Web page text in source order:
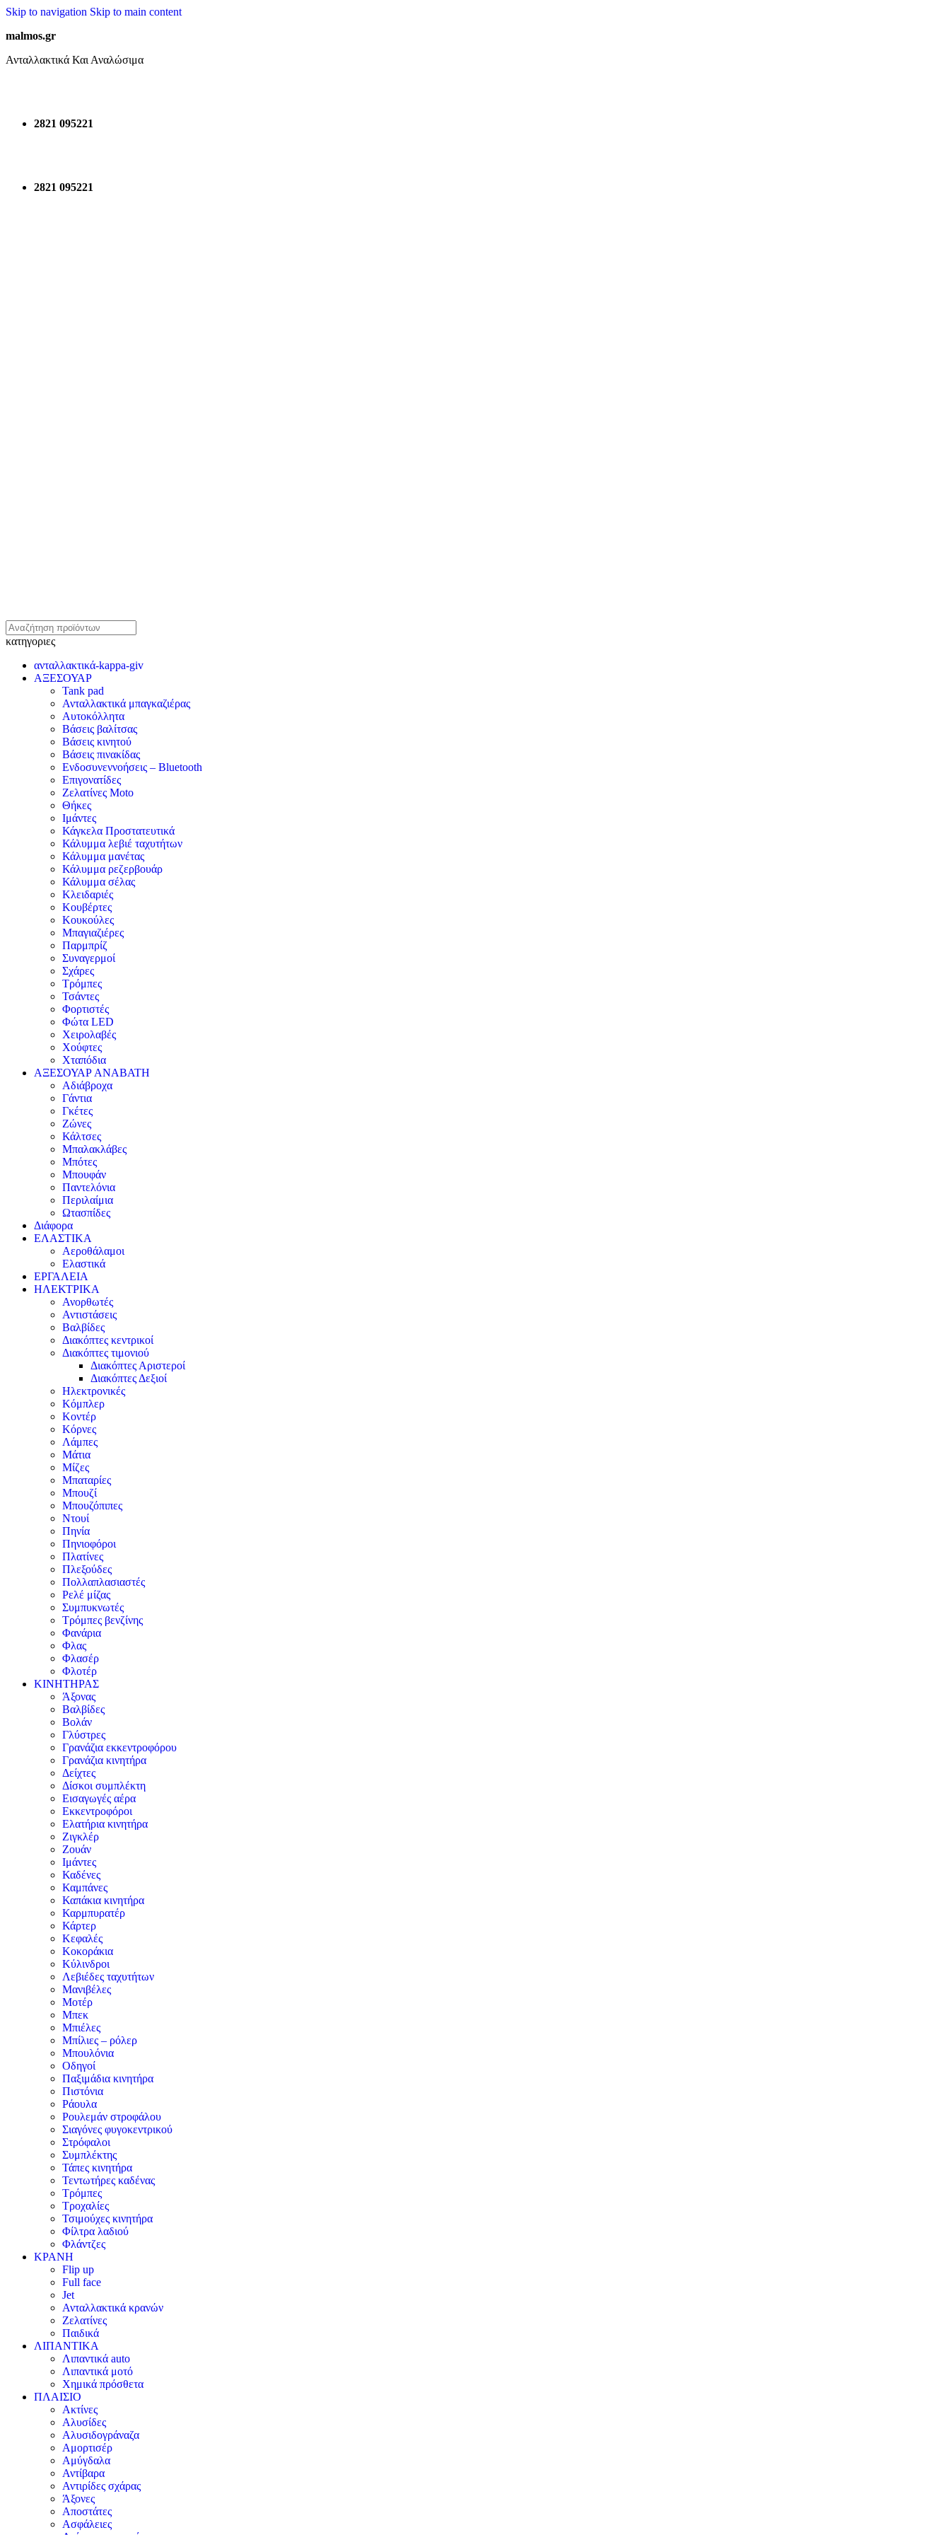
Skip to navigation Skip to main content
malmos.gr
Ανταλλακτικά Και Αναλώσιμα
2821 095221
2821 095221
κατηγοριες
ανταλλακτικά-kappa-giv
ΑΞΕΣΟΥΑΡ
Tank pad
Ανταλλακτικά μπαγκαζιέρας
Αυτοκόλλητα
Βάσεις βαλίτσας
Βάσεις κινητού
Βάσεις πινακίδας
Ενδοσυνεννοήσεις – Bluetooth
Επιγονατίδες
Ζελατίνες Moto
Θήκες
Ιμάντες
Κάγκελα Προστατευτικά
Κάλυμμα λεβιέ ταχυτήτων
Κάλυμμα μανέτας
Κάλυμμα ρεζερβουάρ
Κάλυμμα σέλας
Κλειδαριές
Κουβέρτες
Κουκούλες
Μπαγιαζιέρες
Παρμπρίζ
Συναγερμοί
Σχάρες
Τρόμπες
Τσάντες
Φορτιστές
Φώτα LED
Χειρολαβές
Χούφτες
Χταπόδια
ΑΞΕΣΟΥΑΡ ΑΝΑΒΑΤΗ
Αδιάβροχα
Γάντια
Γκέτες
Ζώνες
Κάλτσες
Μπαλακλάβες
Μπότες
Μπουφάν
Παντελόνια
Περιλαίμια
Ωτασπίδες
Διάφορα
ΕΛΑΣΤΙΚΑ
Αεροθάλαμοι
Ελαστικά
ΕΡΓΑΛΕΙΑ
ΗΛΕΚΤΡΙΚΑ
Ανορθωτές
Αντιστάσεις
Βαλβίδες
Διακόπτες κεντρικοί
Διακόπτες τιμονιού
Διακόπτες Αριστεροί
Διακόπτες Δεξιοί
Ηλεκτρονικές
Κόμπλερ
Κοντέρ
Κόρνες
Λάμπες
Μάτια
Μίζες
Μπαταρίες
Μπουζί
Μπουζόπιπες
Ντουί
Πηνία
Πηνιοφόροι
Πλατίνες
Πλεξούδες
Πολλαπλασιαστές
Ρελέ μίζας
Συμπυκνωτές
Τρόμπες βενζίνης
Φανάρια
Φλας
Φλασέρ
Φλοτέρ
ΚΙΝΗΤΗΡΑΣ
Άξονας
Βαλβίδες
Βολάν
Γλύστρες
Γρανάζια εκκεντροφόρου
Γρανάζια κινητήρα
Δείχτες
Δίσκοι συμπλέκτη
Εισαγωγές αέρα
Εκκεντροφόροι
Ελατήρια κινητήρα
Ζιγκλέρ
Ζουάν
Ιμάντες
Καδένες
Καμπάνες
Καπάκια κινητήρα
Καρμπυρατέρ
Κάρτερ
Κεφαλές
Κοκοράκια
Κύλινδροι
Λεβιέδες ταχυτήτων
Μανιβέλες
Μοτέρ
Μπεκ
Μπιέλες
Μπίλιες – ρόλερ
Μπουλόνια
Οδηγοί
Παξιμάδια κινητήρα
Πιστόνια
Ράουλα
Ρουλεμάν στροφάλου
Σιαγόνες φυγοκεντρικού
Στρόφαλοι
Συμπλέκτης
Τάπες κινητήρα
Τεντωτήρες καδένας
Τρόμπες
Τροχαλίες
Τσιμούχες κινητήρα
Φίλτρα λαδιού
Φλάντζες
ΚΡΑΝΗ
Flip up
Full face
Jet
Ανταλλακτικά κρανών
Ζελατίνες
Παιδικά
ΛΙΠΑΝΤΙΚΑ
Λιπαντικά auto
Λιπαντικά μοτό
Χημικά πρόσθετα
ΠΛΑΙΣΙΟ
Ακτίνες
Αλυσίδες
Αλυσιδογράναζα
Αμορτισέρ
Αμύγδαλα
Αντίβαρα
Αντιρίδες σχάρας
Άξονες
Αποστάτες
Ασφάλειες